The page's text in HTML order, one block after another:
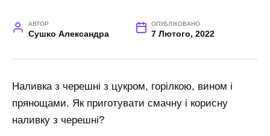
АВТОР
Сушко Александра
ОПУБЛІКОВАНО
7 Лютого, 2022
Наливка з черешні з цукром, горілкою, вином і
прянощами. Як приготувати смачну і корисну
наливку з черешні?